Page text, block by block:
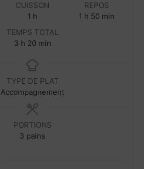
CUISSON
1 h
u
r
e
h
REPOS
1 hh 50mmin
TEMPS TOTAL
3h
e
s
h 20m
n
t
e
s
min
TYPE DE PLAT
Accompagnement
PORTIONS
3 pains